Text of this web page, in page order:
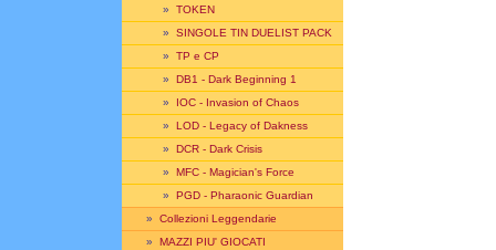
» TOKEN
» SINGOLE TIN DUELIST PACK
» TP e CP
» DB1 - Dark Beginning 1
» IOC - Invasion of Chaos
» LOD - Legacy of Dakness
» DCR - Dark Crisis
» MFC - Magician's Force
» PGD - Pharaonic Guardian
» Collezioni Leggendarie
» MAZZI PIU' GIOCATI